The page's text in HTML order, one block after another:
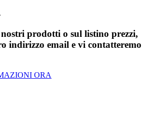
nostri prodotti o sul listino prezzi,
indirizzo email e vi contatteremo
ORA